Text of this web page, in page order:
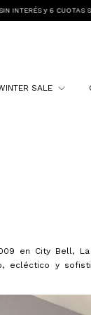
A PARTIR DE
SALE
en City Bell, La
ecléctico y